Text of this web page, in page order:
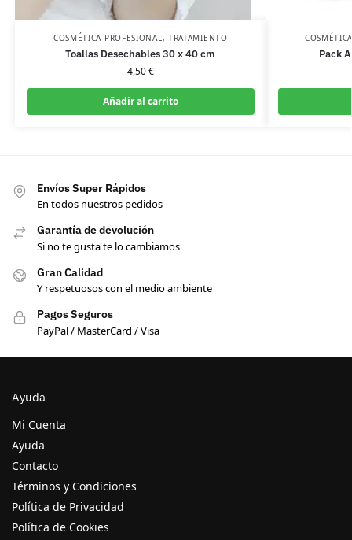
COSMÉTICA PROFESIONAL, TRATAMIENTO
Toallas Desechables 30 x 40 cm
4,50€
Añadir al carrito
Pack
Envíos Super Rápidos
En todos nuestros pedidos
Garantía de devolución
Si no te gusta te lo cambiamos
Gran Calidad
Y respetuosos con el medio ambiente
Pagos Seguros
PayPal / MasterCard / Visa
Ayuda
Mi Cuenta
Ayuda
Contacto
Términos y Condiciones
Política de Privacidad
Política de Cookies